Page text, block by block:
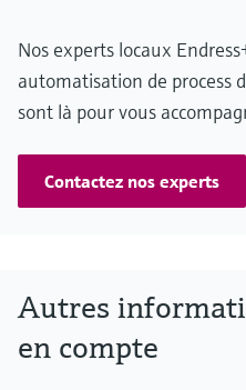
Nos experts locaux
automatisation de process
sont là pour vous
Contactez nos experts
Autres
en compte